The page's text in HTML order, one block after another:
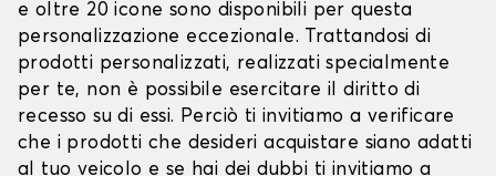
e oltre 20 icone sono disponibili per questa
personalizzazione eccezionale. Trattandosi di
prodotti personalizzati, realizzati specialmente
per te, non è possibile esercitare il diritto di
recesso su di essi. Perciò ti invitiamo a verificare
che i prodotti che desideri acquistare siano adatti
al tuo veicolo e se hai dei dubbi ti invitiamo a